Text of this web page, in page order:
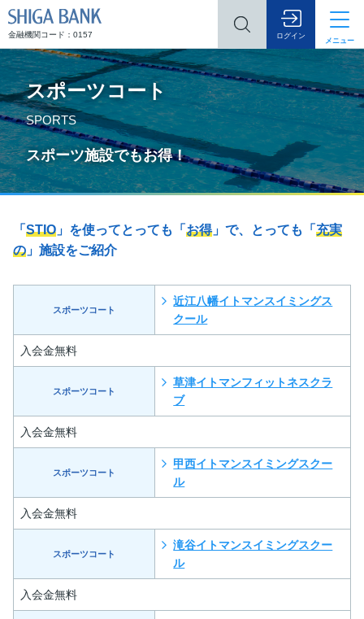
金融機関コード：0157 ログイン
メニュー
スポーツコート
SPORTS
スポーツ施設でもお得！
「 STIO 」を使ってとっても「 お得」で、とっても「 充実
の 」施設をご紹介
スポーツコート
近江八幡イトマンスイミングス
クール
入会金無料
スポーツコート
草津イトマンフィットネスクラ
ブ
入会金無料
スポーツコート
甲西イトマンスイミングスクー
ル
入会金無料
スポーツコート
滝谷イトマンスイミングスクー
ル
入会金無料